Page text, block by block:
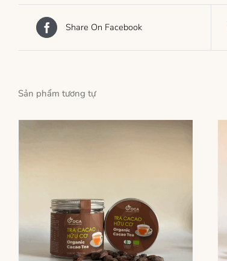
Share On Facebook
Sản phẩm tương tự